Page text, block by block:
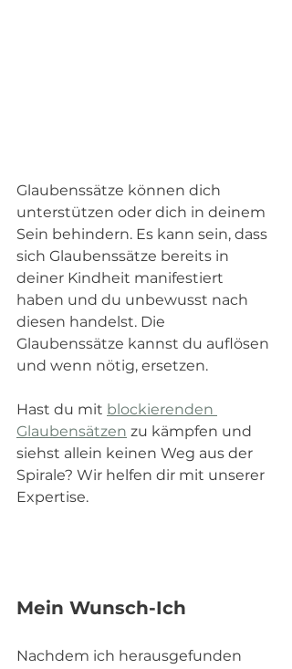
Glaubenssätze können dich
unterstützen oder dich in deinem
Sein behindern. Es kann sein, dass
sich Glaubenssätze bereits in
deiner Kindheit manifestiert
haben und du unbewusst nach
diesen handelst. Die
Glaubenssätze kannst du auflösen
und wenn nötig, ersetzen.
Hast du mit blockierenden
Glaubensätzen zu kämpfen und
siehst allein keinen Weg aus der
Spirale? Wir helfen dir mit unserer
Expertise.
Mein Wunsch-Ich
Nachdem ich herausgefunden